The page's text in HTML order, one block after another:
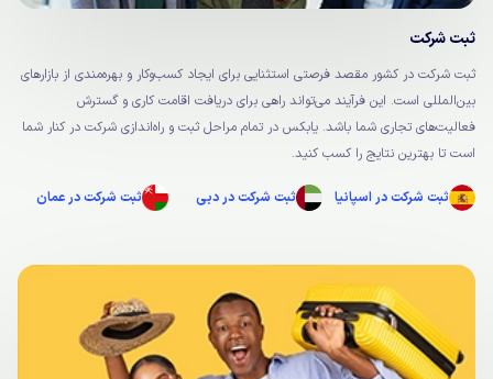
ثبت شرکت
ثبت شرکت در کشور مقصد فرصتی استثنایی برای ایجاد کسب‌وکار و بهره‌مندی از بازارهای
بین‌المللی است. این فرآیند می‌تواند راهی برای دریافت اقامت کاری و گسترش
فعالیت‌های تجاری شما باشد. یابکس در تمام مراحل ثبت و راه‌اندازی شرکت در کنار شما
است تا بهترین نتایج را کسب کنید.
ثبت شرکت در اسپانیا ثبت شرکت در دبی ثبت شرکت در عمان